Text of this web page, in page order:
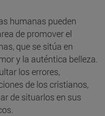
humanas pueden
de promover el
que se sitúa en
y la auténtica belleza.
los errores,
de los cristianos,
de situarlos en sus